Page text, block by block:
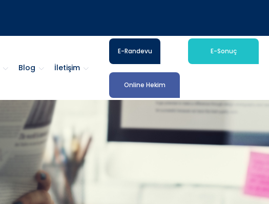
Blog İletişim
E-Randevu E-Sonuç
Online Hekim